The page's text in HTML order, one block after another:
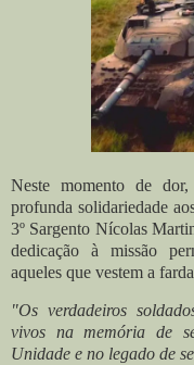
Neste momento de
profunda solidariedade
3º Sargento Nícolas
dedicação à missão
aqueles que vestem a
"Os verdadeiros
vivos na memória de
Unidade e no legado de